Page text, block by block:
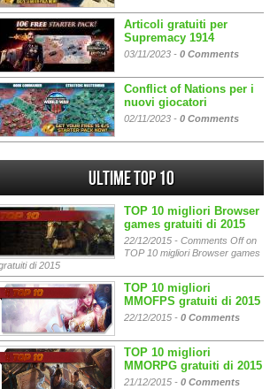
Articoli gratuiti per
Supremacy 1914
03/11/2023 - 0 Comments
Conflict of Nations per i
nuovi giocatori
02/11/2023 - 0 Comments
Ultime Top 10
TOP 10 migliori Browser
games gratuiti di 2015
22/12/2015 - Comments Offon
TOP 10 migliori Browser games
di 2015
TOP 10 migliori
MMOFPS gratuiti di 2015
22/12/2015 - 0 Comments
TOP 10 migliori
MMORPG gratuiti di 2015
21/12/2015 - 0 Comments